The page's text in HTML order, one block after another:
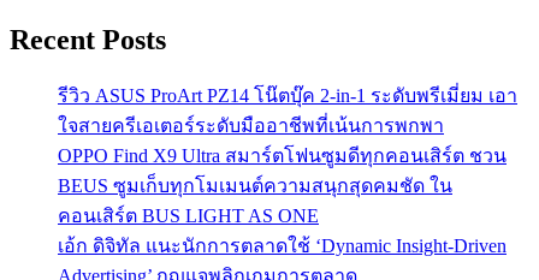
Recent Posts
รีวิว ASUS ProArt PZ14 โน๊ตบุ๊ค 2-in-1 ระดับพรีเมี่ยม เอา
ใจสายครีเอเตอร์ระดับมืออาชีพที่เน้นการพกพา
OPPO Find X9 Ultra สมาร์ตโฟนซูมดีทุกคอนเสิร์ต ชวน
BEUS ซูมเก็บทุกโมเมนต์ความสนุกสุดคมชัด ใน
คอนเสิร์ต BUS LIGHT AS ONE
เอ้ก ดิจิทัล แนะนักการตลาดใช้ ‘Dynamic Insight-Driven
Advertising’ กุญแจพลิกเกมการตลาด